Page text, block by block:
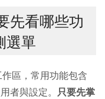
先看哪些功
選單
區，常用功能包含
者與設定。 只要先掌